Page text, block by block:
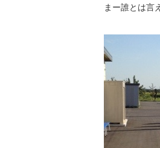
まー誰とは言